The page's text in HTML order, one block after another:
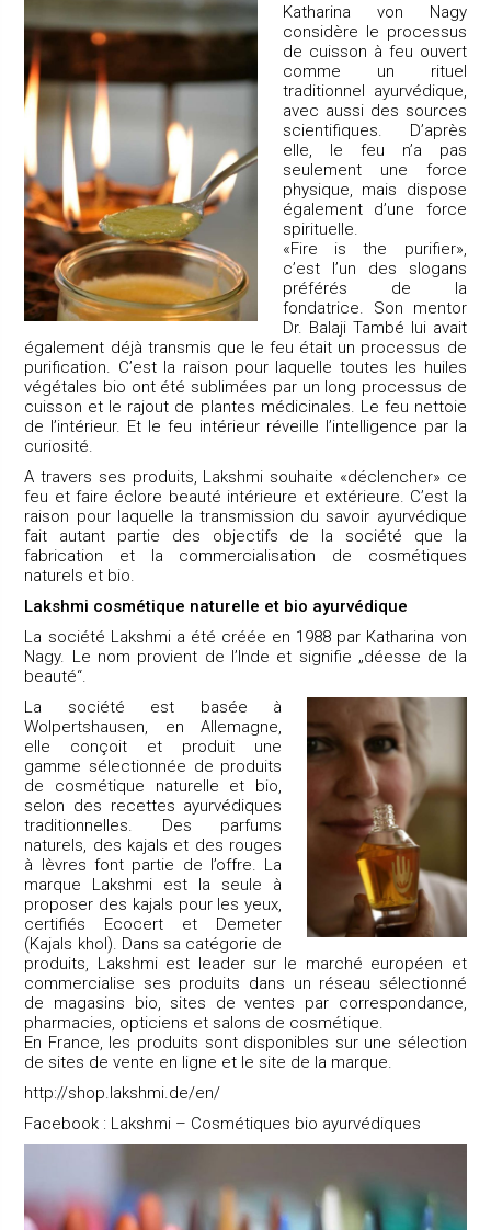
Katharina von Nagy
considère le processus
de cuisson à feu ouvert
comme un rituel
traditionnel ayurvédique,
avec aussi des sources
scientifiques. D’après
elle, le feu n’a pas
seulement une force
physique, mais dispose
également d’une force
spirituelle.
«Fire is the purifier»,
c’est l’un des slogans
préférés de la
fondatrice. Son mentor
Dr. Balaji També lui avait
également déjà transmis que le feu était un processus de
purification. C’est la raison pour laquelle toutes les huiles
végétales bio ont été sublimées par un long processus de
cuisson et le rajout de plantes médicinales. Le feu nettoie
de l’intérieur. Et le feu intérieur réveille l’intelligence par la
curiosité.
A travers ses produits, Lakshmi souhaite «déclencher» ce
feu et faire éclore beauté intérieure et extérieure. C’est la
raison pour laquelle la transmission du savoir ayurvédique
fait autant partie des objectifs de la société que la
fabrication et la commercialisation de cosmétiques
naturels et bio.
Lakshmi cosmétique naturelle et bio ayurvédique
La société Lakshmi a été créée en 1988 par Katharina von
Nagy. Le nom provient de l’Inde et signifie „déesse de la
beauté“.
La société est basée à
Wolpertshausen, en Allemagne,
elle conçoit et produit une
gamme sélectionnée de produits
de cosmétique naturelle et bio,
selon des recettes ayurvédiques
traditionnelles. Des parfums
naturels, des kajals et des rouges
à lèvres font partie de l’offre. La
marque Lakshmi est la seule à
proposer des kajals pour les yeux,
certifiés Ecocert et Demeter
(Kajals khol). Dans sa catégorie de
produits, Lakshmi est leader sur le marché européen et
commercialise ses produits dans un réseau sélectionné
de magasins bio, sites de ventes par correspondance,
pharmacies, opticiens et salons de cosmétique.
En France, les produits sont disponibles sur une sélection
de sites de vente en ligne et le site de la marque.
http://shop.lakshmi.de/en/
Facebook : Lakshmi – Cosmétiques bio ayurvédiques